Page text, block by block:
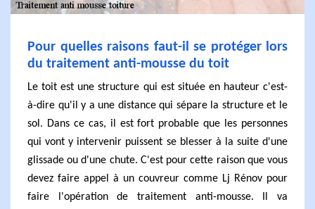
Pour quelles raisons faut-il se protéger lors
du traitement anti-mousse du toit
Le toit est une structure qui est située en hauteur c'est-
à-dire qu'il y a une distance qui sépare la structure et le
sol. Dans ce cas, il est fort probable que les personnes
qui vont y intervenir puissent se blesser à la suite d'une
glissade ou d'une chute. C'est pour cette raison que vous
devez faire appel à un couvreur comme Lj Rénov pour
faire l'opération de traitement anti-mousse. Il va